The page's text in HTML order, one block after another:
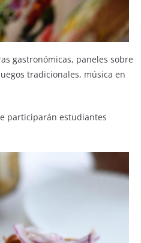
gastronómicas, paneles sobre
tradicionales, música en
participarán estudiantes